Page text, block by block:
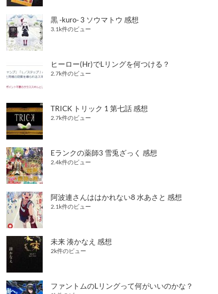
黒 -kuro- 3 ソウマトウ 感想
3.1k件のビュー
ヒーロー(Hr)でLリングを何つける？
2.7k件のビュー
TRICK トリック 1 第七話 感想
2.7k件のビュー
Eランクの薬師3 雪兎ざっく 感想
2.4k件のビュー
阿波連さんははかれない8 水あさと 感想
2.1k件のビュー
未来 湊かなえ 感想
2k件のビュー
ファントムのLリングって何がいいのかな？